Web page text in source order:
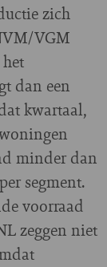
zich
VGM
dan een
kwartaal,
minder dan
segment.
voorraad
zeggen niet